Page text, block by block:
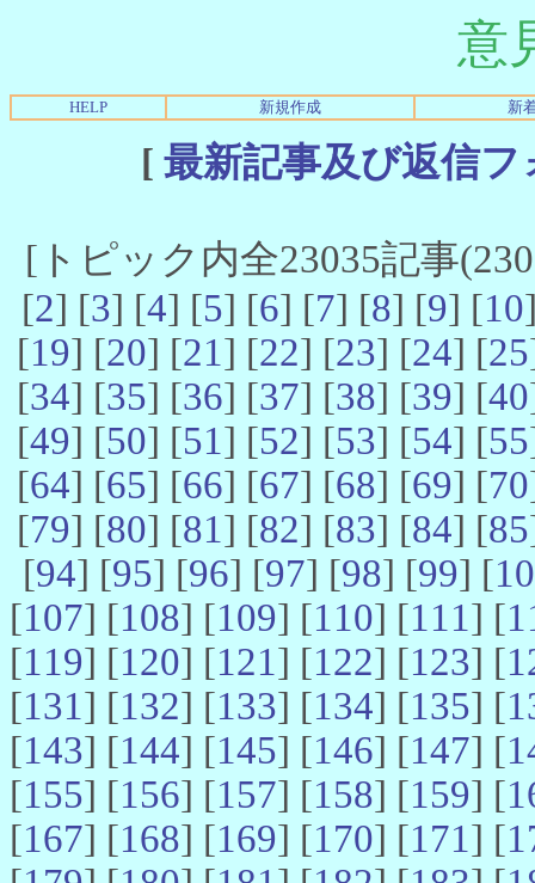
意
HELP 新規作成 新
[ 最新記事及び返信
[トピック内全23035記事
[2] [3] [4] [5] [6] [7] [8] [9] [10
[19] [20] [21] [22] [23] [24] [25
[34] [35] [36] [37] [38] [39] [40
[49] [50] [51] [52] [53] [54] [55
[64] [65] [66] [67] [68] [69] [70
[79] [80] [81] [82] [83] [84] [85
[94] [95] [96] [97] [98] [99] [
[107] [108] [109] [110] [111] [
[119] [120] [121] [122] [123] [
[131] [132] [133] [134] [135] [
[143] [144] [145] [146] [147] [
[155] [156] [157] [158] [159] [
[167] [168] [169] [170] [171] [